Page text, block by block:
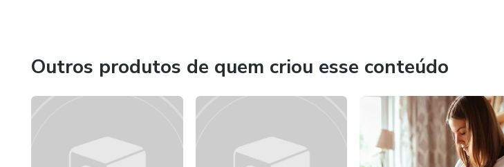
Outros produtos de quem criou esse conteúdo